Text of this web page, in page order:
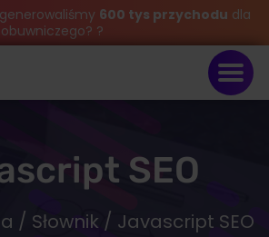
600 tys przychodu dla
?
SEO
/ Słownik / Javascript SEO